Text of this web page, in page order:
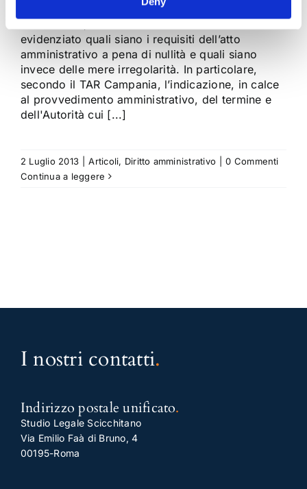
Con la sentenza TAR Campania n. 1540 del 19
evidenziato quali siano i requisiti dell’atto
amministrativo a pena di nullità e quali siano
invece delle mere irregolarità. In particolare,
secondo il TAR Campania, l’indicazione, in calce
al provvedimento amministrativo, del termine e
dell'Autorità cui [...]
2 Luglio 2013 Articoli, Diritto amministrativo
0 Commenti
Continua a leggere
I nostri contatti.
Indirizzo postale unificato.
Studio Legale Scicchitano
Via Emilio Faà di Bruno, 4
00195-Roma